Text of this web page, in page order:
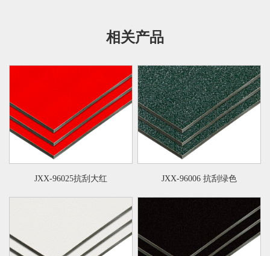
相关产品
JXX-96025抗刮大红 JXX-96006 抗刮绿色